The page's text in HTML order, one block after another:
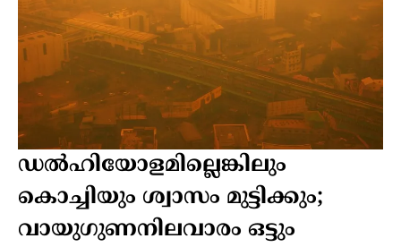
ഡല്‍ഹിയോളമില്ലെങ്കിലും
കൊച്ചിയും ശ്വാസം മുട്ടിക്കും;
വായുഗുണനിലവാരം ഒട്ടും